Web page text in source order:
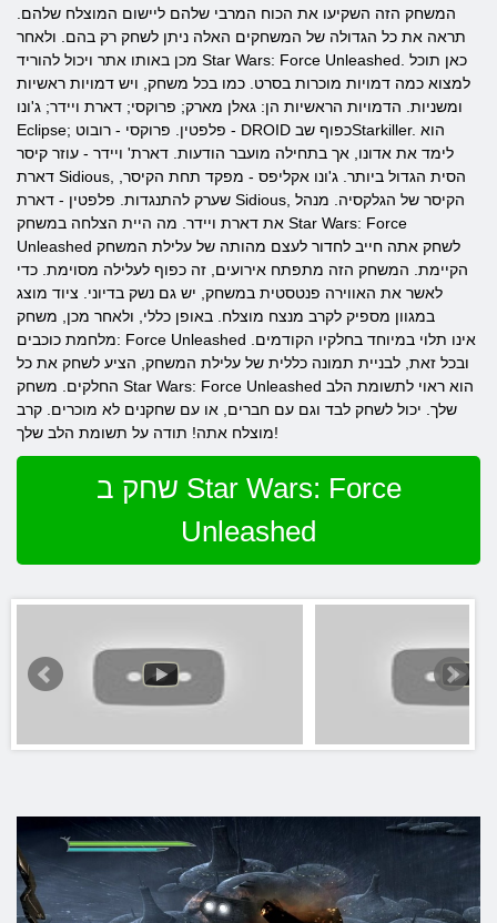
המשחק הזה השקיעו את הכוח המרבי שלהם ליישום המוצלח שלהם.
תראה את כל הגדולה של המשחקים האלה ניתן לשחק רק בהם. ולאחר
מכן באותו אתר ויכול להוריד Star Wars: Force Unleashed. כאן תוכל
למצוא כמה דמויות מוכרות בסרט. כמו בכל משחק, ויש דמויות ראשיות
ומשניות. הדמויות הראשיות הן: גאלן מארק; פרוקסי; דארת ויידר; ג'ונו
Eclipse; פלפטין. פרוקסי - רובוט - DROID כפוף שבStarkiller. הוא
לימד את אדונו, אך בתחילה מועבר הודעות. דארת' ויידר - עוזר קיסר
דארת Sidious, הסית הגדול ביותר. ג'ונו אקליפס - מפקד תחת הקיסר,
שערק להתנגדות. פלפטין - דארת Sidious, הקיסר של הגלקסיה. מנהל
את דארת ויידר. מה היית הצלחה במשחק Star Wars: Force
Unleashed לשחק אתה חייב לחדור לעצם מהותה של עלילת המשחק
הקיימת. המשחק הזה מתפתח אירועים, זה כפוף לעלילה מסוימת. כדי
לאשר את האווירה פנטסטית במשחק, יש גם נשק בדיוני. ציוד מוצג
במגוון מספיק לקרב מנצח מוצלח. באופן כללי, ולאחר מכן, משחק
מלחמת כוכבים: Force Unleashed אינו תלוי במיוחד בחלקיו הקודמים.
ובכל זאת, לבניית תמונה כללית של עלילת המשחק, הציע לשחק את כל
החלקים. משחק Star Wars: Force Unleashed הוא ראוי לתשומת הלב
שלך. יכול לשחק לבד וגם עם חברים, או עם שחקנים לא מוכרים. קרב
מוצלח אתה! תודה על תשומת הלב שלך!
שחק ב Star Wars: Force
Unleashed